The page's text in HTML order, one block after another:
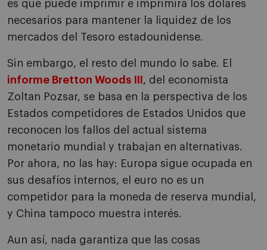
es que puede imprimir e imprimirá los dólares
necesarios para mantener la liquidez de los
mercados del Tesoro estadounidense.
Sin embargo, el resto del mundo lo sabe. El
informe Bretton Woods III
, del economista
Zoltan Pozsar, se basa en la perspectiva de los
Estados competidores de Estados Unidos que
reconocen los fallos del actual sistema
monetario mundial y trabajan en alternativas.
Por ahora, no las hay: Europa sigue ocupada en
sus desafíos internos, el euro no es un
competidor para la moneda de reserva mundial,
y China tampoco muestra interés.
Aun así, nada garantiza que las cosas